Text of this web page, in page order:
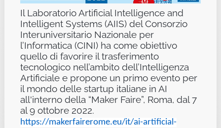
Il Laboratorio Artificial Intelligence and
Intelligent Systems (AIIS) del Consorzio
Interuniversitario Nazionale per
l’Informatica (CINI) ha come obiettivo
quello di favorire il trasferimento
tecnologico nell’ambito dell’Intelligenza
Artificiale e propone un primo evento per
il mondo delle startup italiane in AI
all'interno della “Maker Faire”, Roma, dal 7
al 9 ottobre 2022.
https://makerfairerome.eu/it/ai-artificial-